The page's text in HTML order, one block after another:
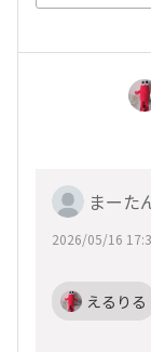
まーた
2026/05/16
えるりる